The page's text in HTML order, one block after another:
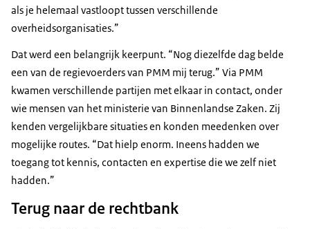
als je helemaal vastloopt tussen verschillende
overheidsorganisaties.”
Dat werd een belangrijk keerpunt. “Nog diezelfde dag belde
een van de regievoerders van PMM mij terug.” Via PMM
kwamen verschillende partijen met elkaar in contact, onder
wie mensen van het ministerie van Binnenlandse Zaken. Zij
kenden vergelijkbare situaties en konden meedenken over
mogelijke routes. “Dat hielp enorm. Ineens hadden we
toegang tot kennis, contacten en expertise die we zelf niet
hadden.”
Terug naar de rechtbank